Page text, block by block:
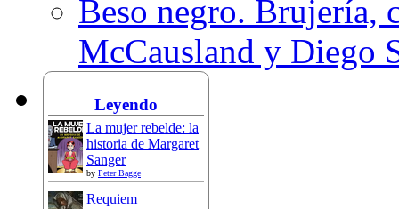
Beso negro. Brujería,
McCausland y Diego
Leyendo
La mujer rebelde: la
historia de Margaret
Sanger
by Peter Bagge
Requiem